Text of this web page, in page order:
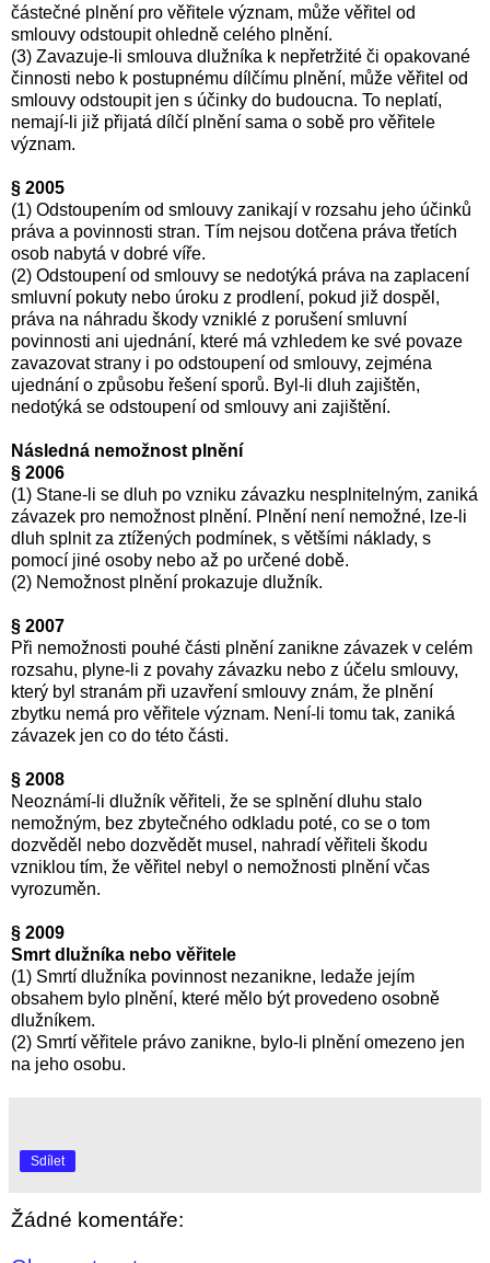
částečné plnění pro věřitele význam, může věřitel od
smlouvy odstoupit ohledně celého plnění.
(3) Zavazuje-li smlouva dlužníka k nepřetržité či opakované
činnosti nebo k postupnému dílčímu plnění, může věřitel od
smlouvy odstoupit jen s účinky do budoucna. To neplatí,
nemají-li již přijatá dílčí plnění sama o sobě pro věřitele
význam.
§ 2005
(1) Odstoupením od smlouvy zanikají v rozsahu jeho účinků
práva a povinnosti stran. Tím nejsou dotčena práva třetích
osob nabytá v dobré víře.
(2) Odstoupení od smlouvy se nedotýká práva na zaplacení
smluvní pokuty nebo úroku z prodlení, pokud již dospěl,
práva na náhradu škody vzniklé z porušení smluvní
povinnosti ani ujednání, které má vzhledem ke své povaze
zavazovat strany i po odstoupení od smlouvy, zejména
ujednání o způsobu řešení sporů. Byl-li dluh zajištěn,
nedotýká se odstoupení od smlouvy ani zajištění.
Následná nemožnost plnění
§ 2006
(1) Stane-li se dluh po vzniku závazku nesplnitelným, zaniká
závazek pro nemožnost plnění. Plnění není nemožné, lze-li
dluh splnit za ztížených podmínek, s většími náklady, s
pomocí jiné osoby nebo až po určené době.
(2) Nemožnost plnění prokazuje dlužník.
§ 2007
Při nemožnosti pouhé části plnění zanikne závazek v celém
rozsahu, plyne-li z povahy závazku nebo z účelu smlouvy,
který byl stranám při uzavření smlouvy znám, že plnění
zbytku nemá pro věřitele význam. Není-li tomu tak, zaniká
závazek jen co do této části.
§ 2008
Neoznámí-li dlužník věřiteli, že se splnění dluhu stalo
nemožným, bez zbytečného odkladu poté, co se o tom
dozvěděl nebo dozvědět musel, nahradí věřiteli škodu
vzniklou tím, že věřitel nebyl o nemožnosti plnění včas
vyrozuměn.
§ 2009
Smrt dlužníka nebo věřitele
(1) Smrtí dlužníka povinnost nezanikne, ledaže jejím
obsahem bylo plnění, které mělo být provedeno osobně
dlužníkem.
(2) Smrtí věřitele právo zanikne, bylo-li plnění omezeno jen
na jeho osobu.
Sdílet
Žádné komentáře: